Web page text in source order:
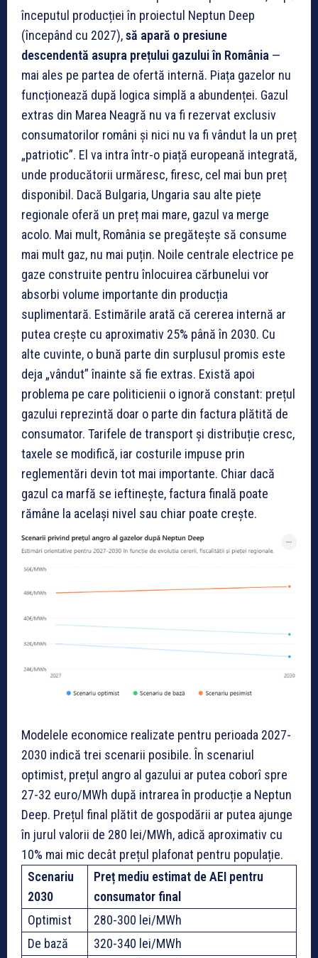
începutul producției în proiectul Neptun Deep
(începând cu 2027),să apară o presiune
descendentă asupra prețului gazului în România —
mai ales pe partea de ofertă internă. Piața gazelor nu
funcționează după logica simplă a abundenței. Gazul
extras din Marea Neagră nu va fi rezervat exclusiv
consumatorilor români și nici nu va fi vândut la un preț
„patriotic”. El va intra într-o piață europeană integrată,
unde producătorii urmăresc, firesc, cel mai bun preț
disponibil. Dacă Bulgaria, Ungaria sau alte piețe
regionale oferă un preț mai mare, gazul va merge
acolo. Mai mult, România se pregătește să consume
mai mult gaz, nu mai puțin. Noile centrale electrice pe
gaze construite pentru înlocuirea cărbunelui vor
absorbi volume importante din producția
suplimentară. Estimările arată că cererea internă ar
putea crește cu aproximativ 25% până în 2030. Cu
alte cuvinte, o bună parte din surplusul promis este
deja „vândut” înainte să fie extras. Există apoi
problema pe care politicienii o ignoră constant: prețul
gazului reprezintă doar o parte din factura plătită de
consumator. Tarifele de transport și distribuție cresc,
taxele se modifică, iar costurile impuse prin
reglementări devin tot mai importante. Chiar dacă
gazul ca marfă se ieftinește, factura finală poate
rămâne la același nivel sau chiar poate crește.
Modelele economice realizate pentru perioada 2027-
2030 indică trei scenarii posibile. În scenariul
optimist, prețul angro al gazului ar putea coborî spre
27-32 euro/MWh după intrarea în producție a Neptun
Deep. Prețul final plătit de gospodării ar putea ajunge
în jurul valorii de 280 lei/MWh, adică aproximativ cu
10% mai mic decât prețul plafonat pentru populație.
Scenariu
2030
Preț mediu estimat de AEI pentru
consumator final
Optimist
280-300 lei/MWh
De bază
320-340 lei/MWh